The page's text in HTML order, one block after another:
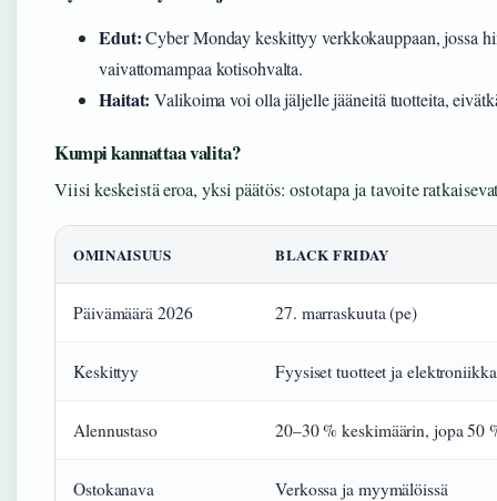
Edut:Cyber Monday keskittyy verkkokauppaan, jossa
vaivattomampaa kotisohvalta.
Haitat: Valikoima voi olla jäljelle jääneitä tuotteita,
Kumpi kannattaa valita?
Viisi keskeistä eroa, yksi päätös: ostotapa ja tavoite
OMINAISUUS BLACK FRIDAY
Päivämäärä 2026 27. marraskuuta (pe)
Keskittyy Fyysiset tuotteet ja elektroniikka
Alennustaso 20–30 % keskimäärin, jopa 50
Ostokanava Verkossa ja myymälöissä